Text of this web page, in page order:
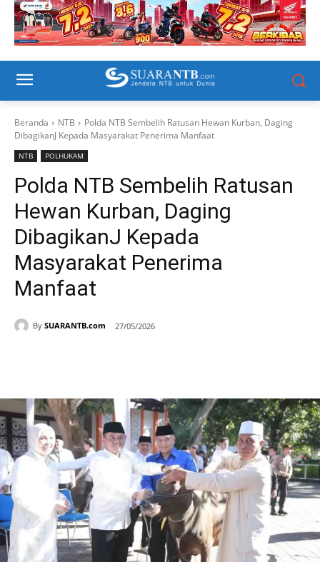
Beranda NTB
Polda NTB Sembelih Ratusan Hewan Kurban, Daging
DibagikanJ Kepada Masyarakat Penerima Manfaat
NTB POLHUKAM
Polda NTB Sembelih Ratusan
Hewan Kurban, Daging
DibagikanJ Kepada
Masyarakat Penerima
Manfaat
By SUARANTB.com 27/05/2026